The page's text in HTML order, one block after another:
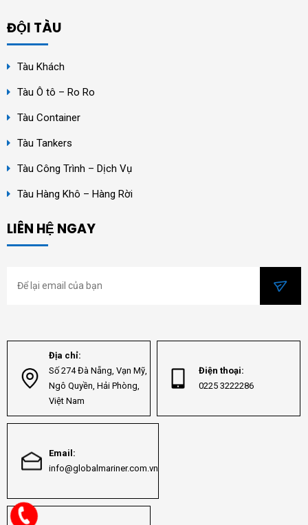
ĐỘI TÀU
Tàu Khách
Tàu Ô tô – Ro Ro
Tàu Container
Tàu Tankers
Tàu Công Trình – Dịch Vụ
Tàu Hàng Khô – Hàng Rời
LIÊN HỆ NGAY
Địa chỉ:
Số 274 Đà Nẵng, Vạn Mỹ,
Ngô Quyền, Hải Phòng,
Việt Nam
Điện thoại:
0225 3222286
Email:
info@globalmariner.com.vn